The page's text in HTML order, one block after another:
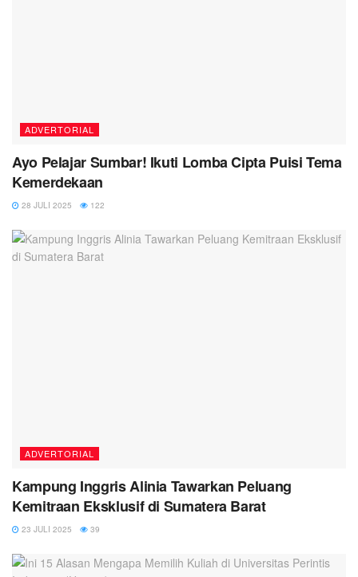
ADVERTORIAL
Ayo Pelajar Sumbar! Ikuti Lomba Cipta Puisi Tema
Kemerdekaan
28 JULI 2025 122
ADVERTORIAL
Kampung Inggris Alinia Tawarkan Peluang
Kemitraan Eksklusif di Sumatera Barat
23 JULI 2025 39